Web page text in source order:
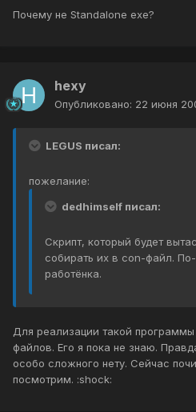
Почему не Standalone exe?
hexy
Опубликовано: 22 июня
LEGUS писал:
пожелание:
dedhimself писал:
Скрипт, который будет
собирать их в con-файл.
работёнка.
Для реализации такой
файлов. Его я пока не знаю.
особо сложного нету. Сейчас
посмотрим. :shock: